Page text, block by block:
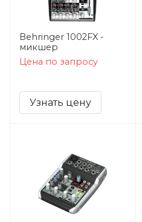
Behringer 1002FX -
микшер
Цена по запросу
Узнать цену